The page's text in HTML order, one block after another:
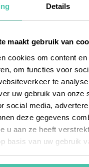
Details
maakt gebruik van
cookies om content
om functies voor
te
uw gebruik van onze
social media,
deze gegevens
u aan ze heeft
basis van uw gebruik
zoals opleiding,
je alleen relevante
schelen.
synchroniseren
tijdslots kiezen, wat
Video-
efficiënter
flexibiliteit te
leidt een
tot